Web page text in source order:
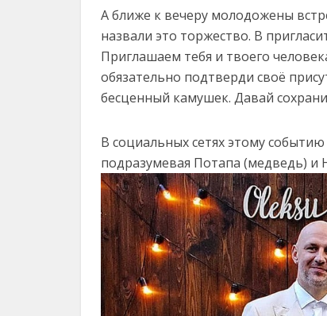
А ближе к вечеру молодожены
назвали это торжество. В
Приглашаем тебя и твоего
обязательно подтверди своё
бесценный камушек. Давай
В социальных сетях этому
подразумевая Потапа (медведь) и